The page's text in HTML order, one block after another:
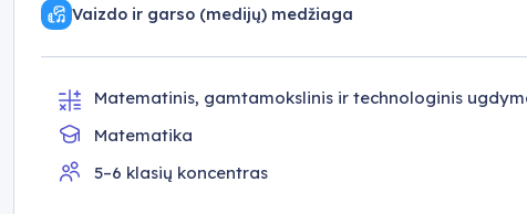
Vaizdo ir garso (medijų) medžiaga
Matematinis, gamtamokslinis ir technologinis
Matematika
5–6 klasių koncentras